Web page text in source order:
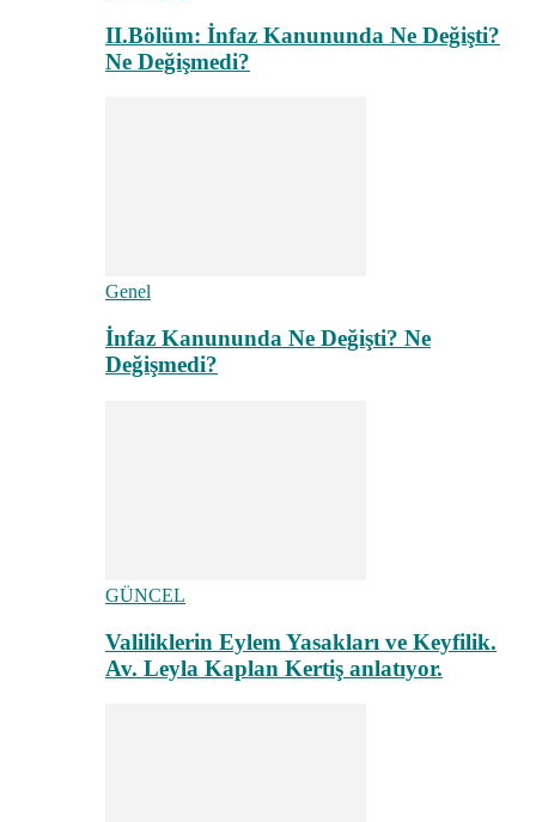
II.Bölüm: İnfaz Kanununda Ne Değişti?
Ne Değişmedi?
Genel
İnfaz Kanununda Ne Değişti? Ne
Değişmedi?
GÜNCEL
Valiliklerin Eylem Yasakları ve Keyfilik.
Av. Leyla Kaplan Kertiş anlatıyor.